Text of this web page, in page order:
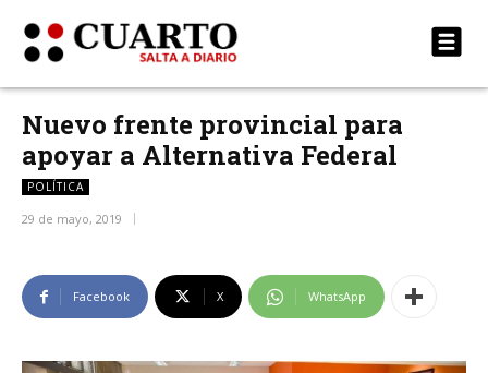
Nuevo frente provincial para
apoyar a Alternativa Federal
POLÍTICA
29 de mayo, 2019
Facebook X WhatsApp